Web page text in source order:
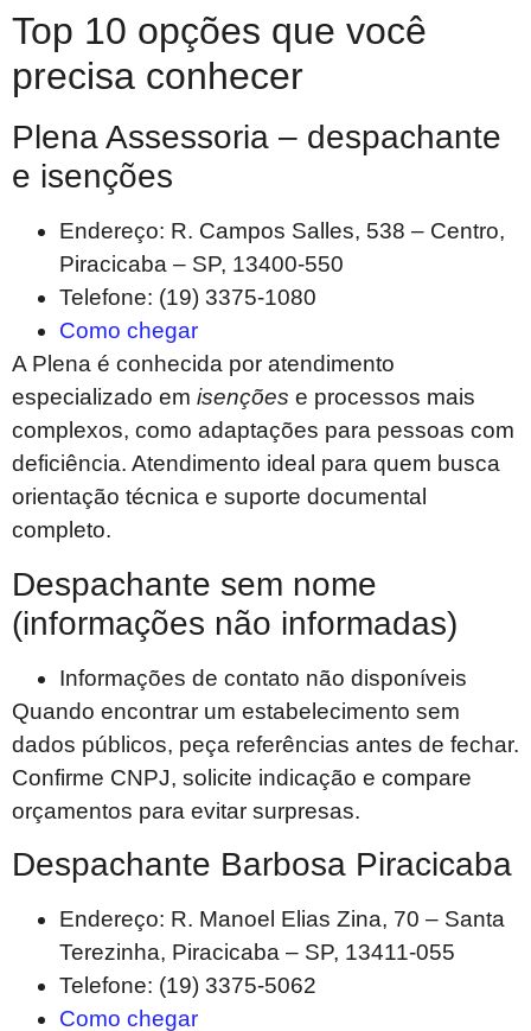
Top 10 opções que você
precisa conhecer
Plena Assessoria – despachante
e isenções
Endereço: R. Campos Salles, 538 – Centro,
Piracicaba – SP, 13400-550
Telefone: (19) 3375-1080
Como chegar
A Plena é conhecida por atendimento
especializado em isenções e processos mais
complexos, como adaptações para pessoas com
deficiência. Atendimento ideal para quem busca
orientação técnica e suporte documental
completo.
Despachante sem nome
(informações não informadas)
Informações de contato não disponíveis
Quando encontrar um estabelecimento sem
dados públicos, peça referências antes de fechar.
Confirme CNPJ, solicite indicação e compare
orçamentos para evitar surpresas.
Despachante Barbosa Piracicaba
Endereço: R. Manoel Elias Zina, 70 – Santa
Terezinha, Piracicaba – SP, 13411-055
Telefone: (19) 3375-5062
Como chegar